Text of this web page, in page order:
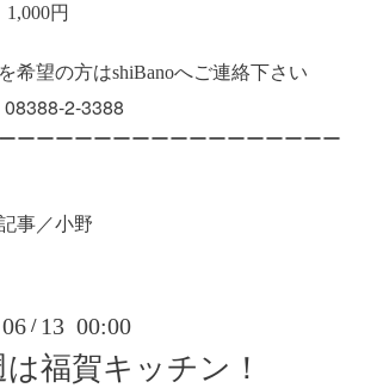
円
希望の方はshiBanoへご連絡下さい
2-3388
ーーーーーーーーーーーーーーーーー
事／小野
06 / 13 00:00
は福賀キッチン！